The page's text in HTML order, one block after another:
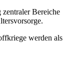
Bereiche
werden als